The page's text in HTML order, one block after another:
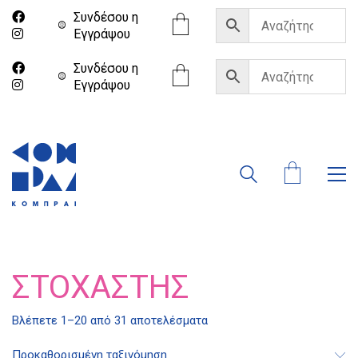
Συνδέσου η
Eγγράψου
Συνδέσου η
Eγγράψου
ΣΤΟΧΑΣΤΉΣ
Βλέπετε 1–20 από 31 αποτελέσματα
Προκαθορισμένη ταξινόμηση